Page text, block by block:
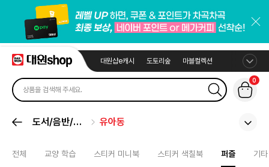
대원샵e캐시 도토리숲 마블컬렉션
0
도서/음반/취
유아동
전체 교양 학습 스티커 미니북 스티커 색칠북 퍼즐 기타